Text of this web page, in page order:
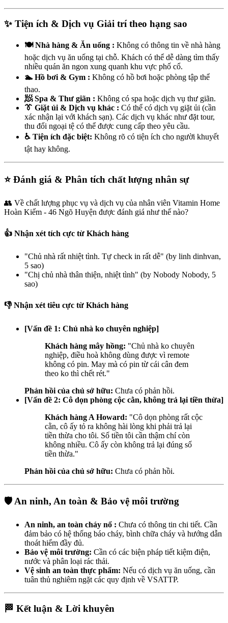
✨ Tiện ích & Dịch vụ Giải trí theo hạng sao
🍽️ Nhà hàng & Ăn uống : Không có thông tin về nhà hàng
hoặc dịch vụ ăn uống tại chỗ. Khách có thể dễ dàng tìm thấy
nhiều quán ăn ngon xung quanh khu vực phố cổ.
🏊 Hồ bơi & Gym : Không có hồ bơi hoặc phòng tập thể
thao.
🧖 Spa & Thư giãn : Không có spa hoặc dịch vụ thư giãn.
👔 Giặt ủi & Dịch vụ khác : Có thể có dịch vụ giặt ủi (cần
xác nhận lại với khách sạn). Các dịch vụ khác như đặt tour,
thu đổi ngoại tệ có thể được cung cấp theo yêu cầu.
♿ Tiện ích đặc biệt: Không rõ có tiện ích cho người khuyết
tật hay không.
⭐ Đánh giá & Phân tích chất lượng nhân sự
👥 Về chất lượng phục vụ và dịch vụ của nhân viên Vitamin Home
Hoàn Kiếm - 46 Ngõ Huyện được đánh giá như thế nào?
👍 Nhận xét tích cực từ Khách hàng
"Chủ nhà rất nhiệt tình. Tự check in rất dễ" (by linh dinhvan,
5 sao)
"Chị chủ nhà thân thiện, nhiệt tình" (by Nobody Nobody, 5
sao)
👎 Nhận xét tiêu cực từ Khách hàng
[Vấn đề 1: Chủ nhà ko chuyên nghiệp]
Khách hàng mây hồng: "Chủ nhà ko chuyên
nghiệp, điều hoà không dùng được vì remote
không có pin. May mà có pin từ cái cân đem
theo ko thì chết rét."
Phản hồi của chủ sở hữu: Chưa có phản hồi.
[Vấn đề 2: Cô dọn phòng cộc cằn, không trả lại tiền thừa]
Khách hàng A Howard: "Cô dọn phòng rất cộc
cằn, cô ấy tỏ ra không hài lòng khi phải trả lại
tiền thừa cho tôi. Số tiền tôi cần thậm chí còn
không nhiều. Cô ấy còn không trả lại đúng số
tiền thừa."
Phản hồi của chủ sở hữu: Chưa có phản hồi.
🛡️ An ninh, An toàn & Bảo vệ môi trường
An ninh, an toàn cháy nổ : Chưa có thông tin chi tiết. Cần
đảm bảo có hệ thống báo cháy, bình chữa cháy và hướng dẫn
thoát hiểm đầy đủ.
Bảo vệ môi trường: Cần có các biện pháp tiết kiệm điện,
nước và phân loại rác thải.
Vệ sinh an toàn thực phẩm: Nếu có dịch vụ ăn uống, cần
tuân thủ nghiêm ngặt các quy định về VSATTP.
🏁 Kết luận & Lời khuyên